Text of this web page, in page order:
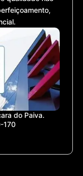
do Paiva.
170